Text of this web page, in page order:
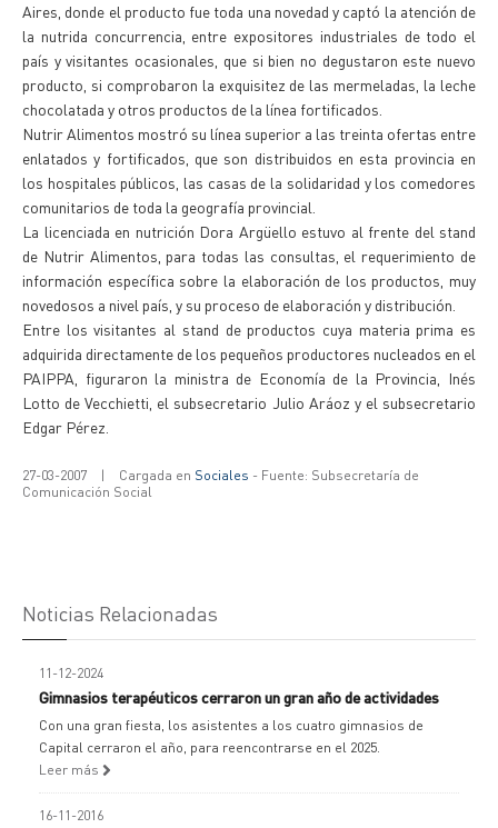
Aires, donde el producto fue toda una novedad y captó la atención de
la nutrida concurrencia, entre expositores industriales de todo el
país y visitantes ocasionales, que si bien no degustaron este nuevo
producto, si comprobaron la exquisitez de las mermeladas, la leche
chocolatada y otros productos de la línea fortificados.
Nutrir Alimentos mostró su línea superior a las treinta ofertas entre
enlatados y fortificados, que son distribuidos en esta provincia en
los hospitales públicos, las casas de la solidaridad y los comedores
comunitarios de toda la geografía provincial.
La licenciada en nutrición Dora Argüello estuvo al frente del stand
de Nutrir Alimentos, para todas las consultas, el requerimiento de
información específica sobre la elaboración de los productos, muy
novedosos a nivel país, y su proceso de elaboración y distribución.
Entre los visitantes al stand de productos cuya materia prima es
adquirida directamente de los pequeños productores nucleados en el
PAIPPA, figuraron la ministra de Economía de la Provincia, Inés
Lotto de Vecchietti, el subsecretario Julio Aráoz y el subsecretario
Edgar Pérez.
27-03-2007 | Cargada en Sociales - Fuente: Subsecretaría de
Comunicación Social
Noticias Relacionadas
11-12-2024
Gimnasios terapéuticos cerraron un gran año de actividades
Con una gran fiesta, los asistentes a los cuatro gimnasios de
Capital cerraron el año, para reencontrarse en el 2025.
Leer más
16-11-2016